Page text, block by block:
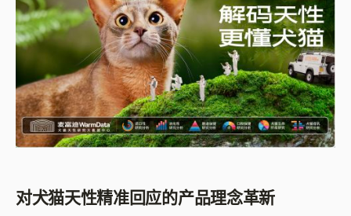
对犬猫天性精准回应的产品理念革新